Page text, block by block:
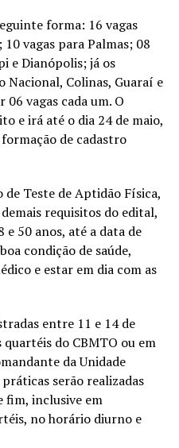
forma: 16 vagas
vagas para Palmas; 08
e Dianópolis; já os
Colinas, Guaraí e
vagas cada um. O
e irá até o dia 24 de maio,
de cadastro
Teste de Aptidão Física,
requisitos do edital,
50 anos, até a data de
condição de saúde,
e estar em dia com as
entre 11 e 14 de
do CBMTO ou em
da Unidade
serão realizadas
fim, inclusive em
no horário diurno e